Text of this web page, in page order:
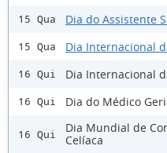
15 Qua Dia do Assistente
15 Qua Dia Internacional
16 Qui Dia Internacional
16 Qui Dia do Médico
16 Qui
Dia Mundial de
Celíaca